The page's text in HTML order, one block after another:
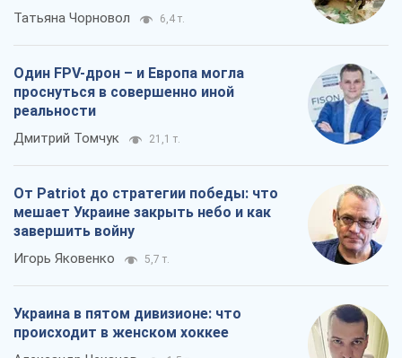
Татьяна Чорновол 6,4 т.
Один FPV-дрон – и Европа могла
проснуться в совершенно иной
реальности
Дмитрий Томчук 21,1 т.
От Patriot до стратегии победы: что
мешает Украине закрыть небо и как
завершить войну
Игорь Яковенко 5,7 т.
Украина в пятом дивизионе: что
происходит в женском хоккее